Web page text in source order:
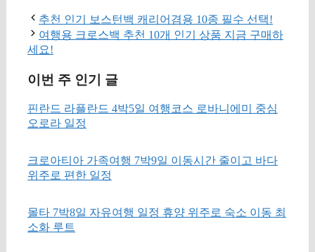
추천 인기 보스턴백 캐리어겸용 10종 필수 선택!
여행용 크로스백 추천 10개 인기 상품 지금 구매하
세요!
이번 주 인기 글
핀란드 라플란드 4박5일 여행코스 로바니에미 중심
오로라 일정
크로아티아 가족여행 7박9일 이동시간 줄이고 바다
위주로 편한 일정
몰타 7박8일 자유여행 일정 휴양 위주로 숙소 이동 최
소화 루트